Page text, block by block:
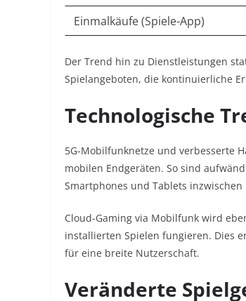
Einmalkäufe (Spiele-App)
Der Trend hin zu Dienstleistungen
Spielangeboten, die kontinuierliche
Technologische
5G-Mobilfunknetze und verbesserte
mobilen Endgeräten. So sind
Smartphones und Tablets inzwischen
Cloud-Gaming via Mobilfunk wird
installierten Spielen fungieren. Dies
für eine breite Nutzerschaft.
Veränderte